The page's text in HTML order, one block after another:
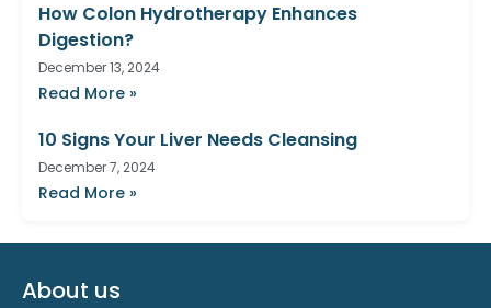
How Colon Hydrotherapy Enhances
Digestion?
December 13, 2024
Read More »
10 Signs Your Liver Needs Cleansing
December 7, 2024
Read More »
About us